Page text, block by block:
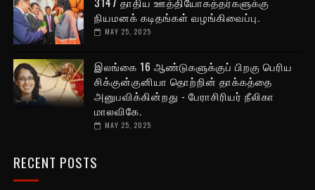
நியமனக் கடிதங்கள் வழங்கிவைப்பு.
MAY 25, 2025
இலங்கை 16 ஆண்டுகளுக்குப் பிறகு பெரிய
சிக்குன்குனியா தொற்றின் தாக்கத்தை
அனுபவிக்கின்றது - பேராசிரியர் நீலிகா
மாலவிகே.
MAY 25, 2025
RECENT POSTS